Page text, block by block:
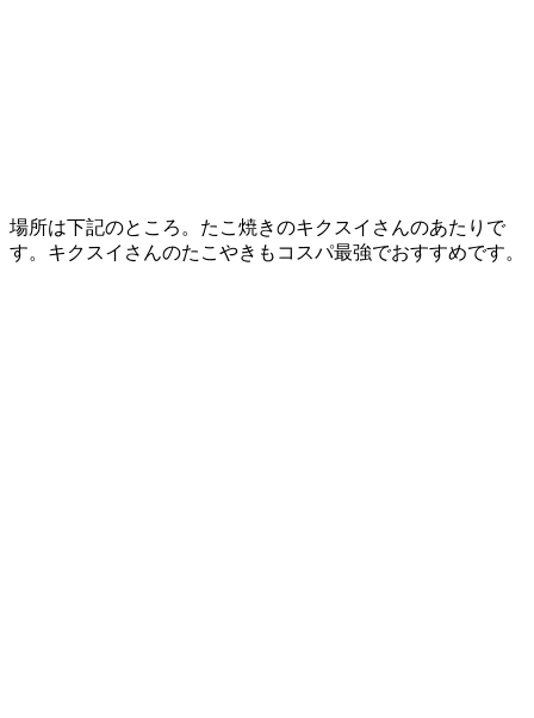
場所は下記のところ。たこ焼きのキクスイさんのあたりで
す。キクスイさんのたこやきもコスパ最強でおすすめです。